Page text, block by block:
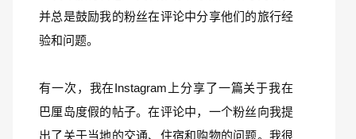
并总是鼓励我的粉丝在评论中分享他们的旅行经
验和问题。
有一次，我在Instagram上分享了一篇关于我在
巴厘岛度假的帖子。在评论中，一个粉丝向我提
出了关于当地的交通、住宿和购物的问题。我很